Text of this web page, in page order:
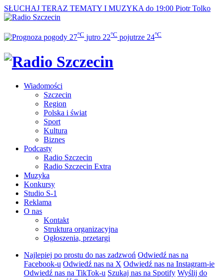
SŁUCHAJ TERAZ TEMATY I MUZYKA do 19:00 Piotr Tolko
27°C jutro 22°C pojutrze 24°C
Wiadomości
Szczecin
Region
Polska i świat
Sport
Kultura
Biznes
Podcasty
Radio Szczecin
Radio Szczecin Extra
Muzyka
Konkursy
Studio S-1
Reklama
O nas
Kontakt
Struktura organizacyjna
Ogłoszenia, przetargi
Najlepiej po prostu do nas zadzwoń Odwiedź nas na
Facebook-u Odwiedź nas na X Odwiedź nas na Instagram-ie
Odwiedź nas na TikTok-u Szukaj nas na Spotify Wyślij do